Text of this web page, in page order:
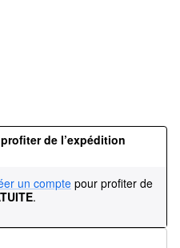
de l’expédition
un compte pour profiter de
.